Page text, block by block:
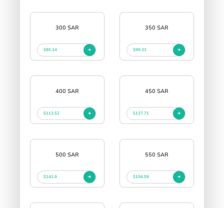
300 SAR
$85.14
350 SAR
$99.33
400 SAR
$113.52
450 SAR
$127.71
500 SAR
$141.9
550 SAR
$156.09